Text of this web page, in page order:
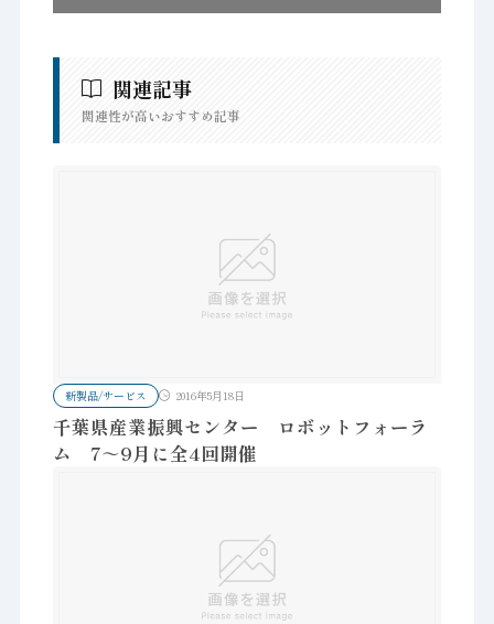
関連記事
関連性が高いおすすめ記事
新製品/サービス 2016年5月18日
千葉県産業振興センター ロボットフォーラ
ム 7～9月に全4回開催